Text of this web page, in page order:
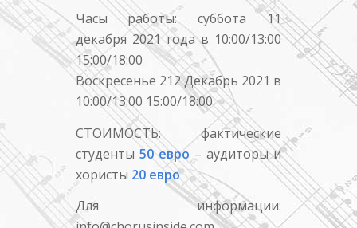
Часы работы: суббота 11
декабря 2021 года в 10:00/13:00
15:00/18:00
Воскресенье 212 Декабрь 2021 в
10:00/13:00 15:00/18:00
СТОИМОСТЬ: фактические
студенты 50 евро – аудиторы и
хористы 20 евро
Для информации: